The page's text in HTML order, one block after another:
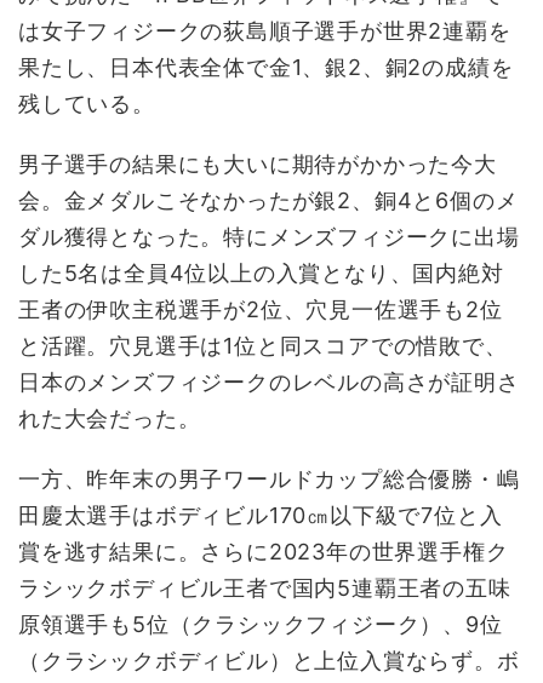
は女子フィジークの荻島順子選手が世界2連覇を
果たし、日本代表全体で金1、銀2、銅2の成績を
残している。
男子選手の結果にも大いに期待がかかった今大
会。金メダルこそなかったが銀2、銅4と6個のメ
ダル獲得となった。特にメンズフィジークに出場
した5名は全員4位以上の入賞となり、国内絶対
王者の伊吹主税選手が2位、穴見一佐選手も2位
と活躍。穴見選手は1位と同スコアでの惜敗で、
日本のメンズフィジークのレベルの高さが証明さ
れた大会だった。
一方、昨年末の男子ワールドカップ総合優勝・嶋
田慶太選手はボディビル170㎝以下級で7位と入
賞を逃す結果に。さらに2023年の世界選手権ク
ラシックボディビル王者で国内5連覇王者の五味
原領選手も5位（クラシックフィジーク）、9位
（クラシックボディビル）と上位入賞ならず。ボ